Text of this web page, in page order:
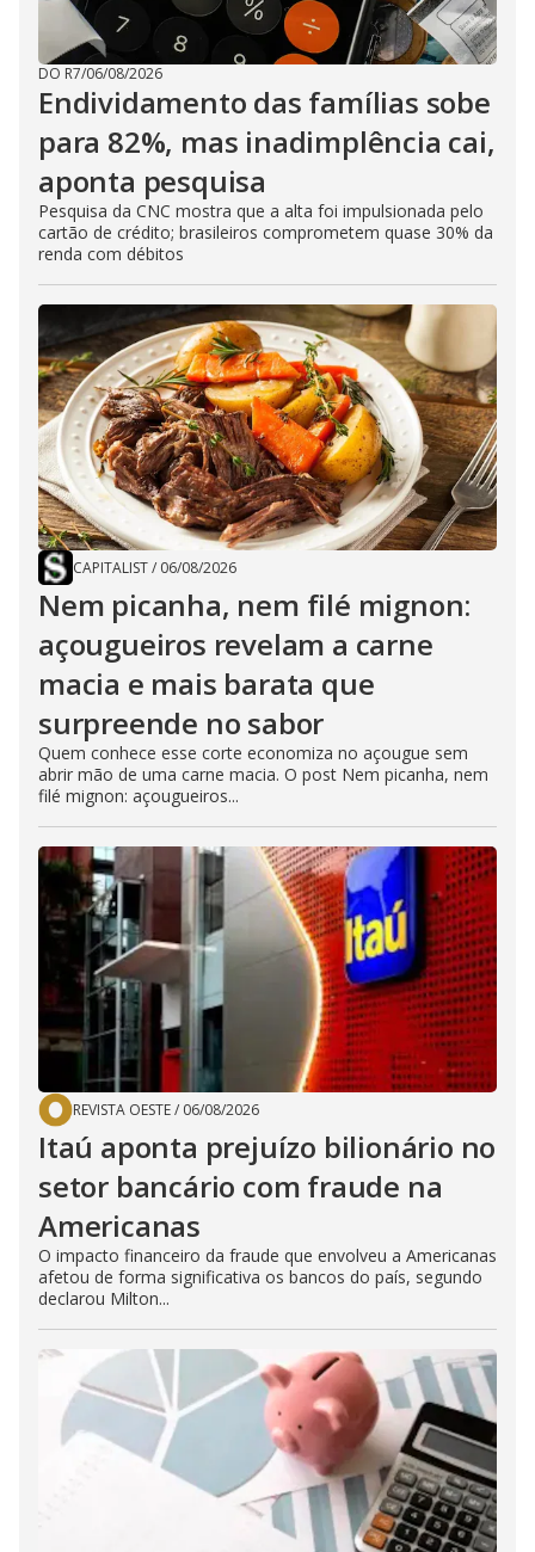
DO R7/06/08/2026
Endividamento das famílias sobe
para 82%, mas inadimplência cai,
aponta pesquisa
Pesquisa da CNC mostra que a alta foi impulsionada pelo
cartão de crédito; brasileiros comprometem quase 30% da
renda com débitos
CAPITALIST/ 06/08/2026
Nem picanha, nem filé mignon:
açougueiros revelam a carne
macia e mais barata que
surpreende no sabor
Quem conhece esse corte economiza no açougue sem
abrir mão de uma carne macia. O post Nem picanha, nem
filé mignon: açougueiros...
REVISTA OESTE/ 06/08/2026
Itaú aponta prejuízo bilionário no
setor bancário com fraude na
Americanas
O impacto financeiro da fraude que envolveu a Americanas
afetou de forma significativa os bancos do país, segundo
declarou Milton...